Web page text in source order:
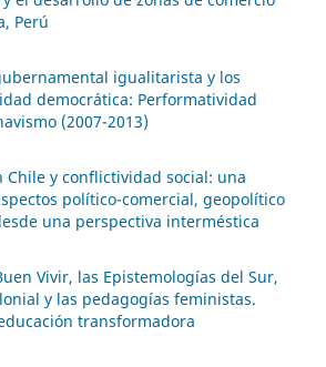
Perú
igualitarista y los
democrática: Performatividad
(2007-2013)
y conflictividad social: una
político-comercial, geopolítico
una perspectiva interméstica
Vivir, las Epistemologías del Sur,
y las pedagogías feministas.
transformadora